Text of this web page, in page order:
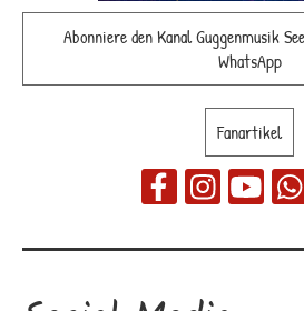
Abonniere den Kanal Guggenmusik
WhatsApp
Fanartikel